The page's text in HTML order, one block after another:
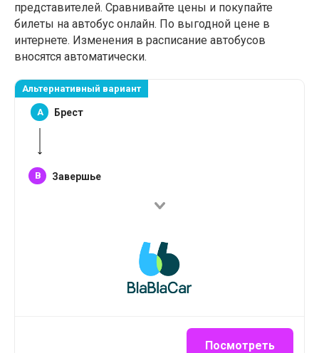
представителей. Сравнивайте цены и покупайте
билеты на автобус онлайн. По выгодной цене в
интернете. Изменения в расписание автобусов
вносятся автоматически.
Альтернативный вариант
A Брест
B Завершье
Посмотреть